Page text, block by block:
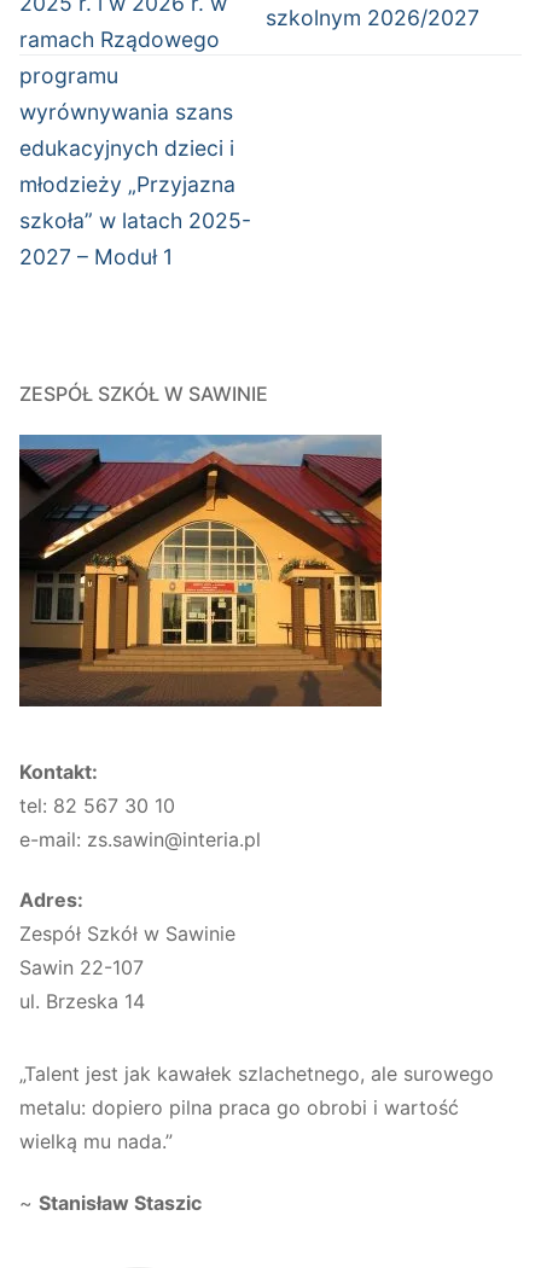
ramach Rządowego
programu
wyrównywania szans
edukacyjnych dzieci i
młodzieży „Przyjazna
szkoła” w latach 2025-
2027 – Moduł 1
szkolnym 2026/2027
ZESPÓŁ SZKÓŁ W SAWINIE
Kontakt:
tel: 82 567 30 10
e-mail: zs.sawin@interia.pl
Adres:
Zespół Szkół w Sawinie
Sawin 22-107
ul. Brzeska 14
„Talent jest jak kawałek szlachetnego, ale surowego
metalu: dopiero pilna praca go obrobi i wartość
wielką mu nada.”
~ Stanisław Staszic